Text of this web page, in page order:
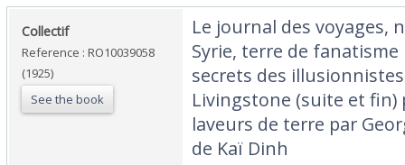
‎Collectif‎
Reference : RO10039058
(1925)
See the book
‎Le journal des voyages,
Syrie, terre de
secrets des
Livingstone (suite et fin)
laveurs de terre par
de Kaï Dinh‎